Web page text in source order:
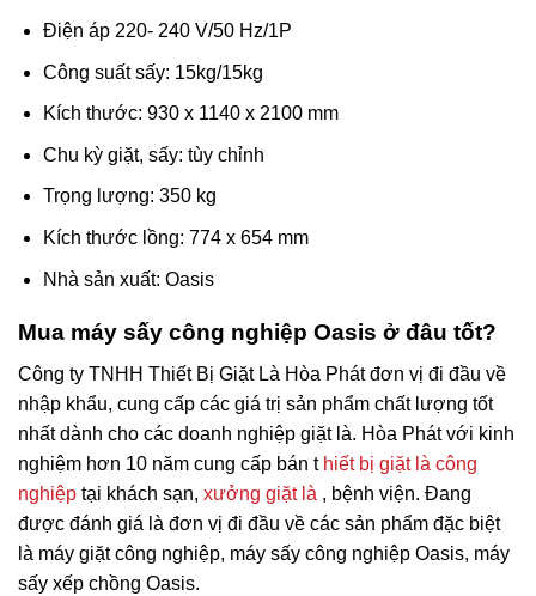
Điện áp 220- 240 V/50 Hz/1P
Công suất sấy: 15kg/15kg
Kích thước: 930 x 1140 x 2100 mm
Chu kỳ giặt, sấy: tùy chỉnh
Trọng lượng: 350 kg
Kích thước lồng: 774 x 654 mm
Nhà sản xuất: Oasis
Mua máy sấy công nghiệp Oasis ở đâu tốt?
Công ty TNHH Thiết Bị Giặt Là Hòa Phát đơn vị đi đầu về
nhập khẩu, cung cấp các giá trị sản phẩm chất lượng tốt
nhất dành cho các doanh nghiệp giặt là. Hòa Phát với kinh
nghiệm hơn 10 năm cung cấp bán t hiết bị giặt là công
nghiệp tại khách sạn, xưởng giặt là , bệnh viện. Đang
được đánh giá là đơn vị đi đầu về các sản phẩm đặc biệt
là máy giặt công nghiệp, máy sấy công nghiệp Oasis, máy
sấy xếp chồng Oasis.